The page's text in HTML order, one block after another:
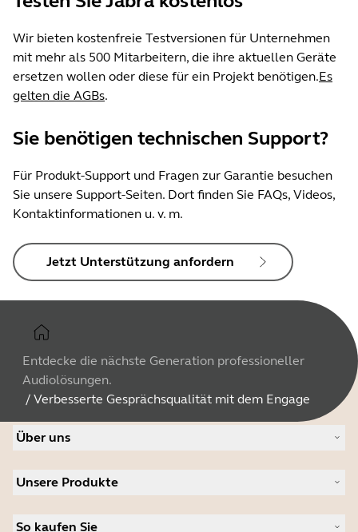
Wir bieten kostenfreie Testversionen für Unternehmen
mit mehr als 500 Mitarbeitern, die ihre aktuellen Geräte
ersetzen wollen oder diese für ein Projekt benötigen.Es
gelten die AGBs.
Sie benötigen technischen Support?
Für Produkt-Support und Fragen zur Garantie besuchen
Sie unsere Support-Seiten. Dort finden Sie FAQs, Videos,
Kontaktinformationen u. v. m.
Jetzt Unterstützung anfordern
Entdecke die nächste Generation professioneller
Audiolösungen.
/ Verbesserte Gesprächsqualität mit dem Engage
Über uns
Karriere
News und Pressemitteilungen
Unsere Produkte
Freisprechlösungen
So kaufen Sie